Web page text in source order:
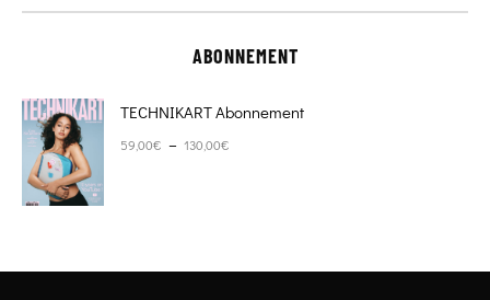
ABONNEMENT
TECHNIKART Abonnement
59,00€ – 130,00€